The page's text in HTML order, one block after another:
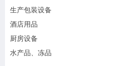
生产包装设备
酒店用品
厨房设备
水产品、冻品